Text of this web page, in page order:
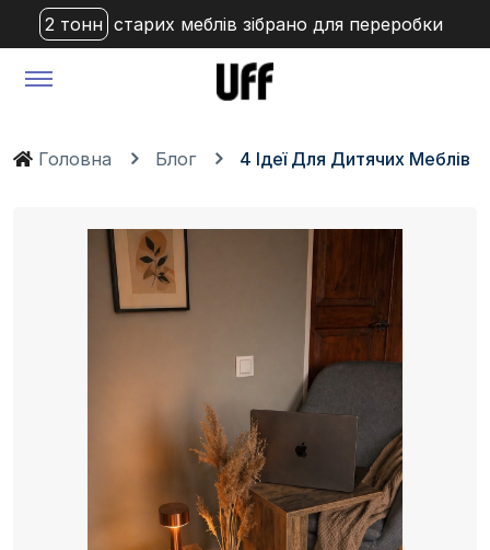
2 тонн старих меблів зібрано для переробки
Головна Блог 4 Ідеї Для Дитячих Меблів